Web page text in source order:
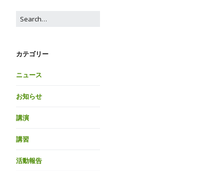
カテゴリー
ニュース
お知らせ
講演
講習
活動報告